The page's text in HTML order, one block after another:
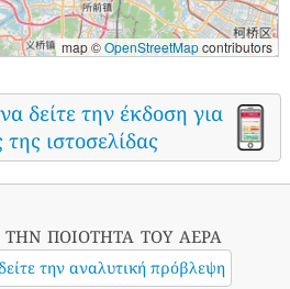
map ©OpenStreetMapcontributors
δείτε την έκδοση για
ιστοσελίδας
ποιότητα του αέρα
την αναλυτική πρόβλεψη